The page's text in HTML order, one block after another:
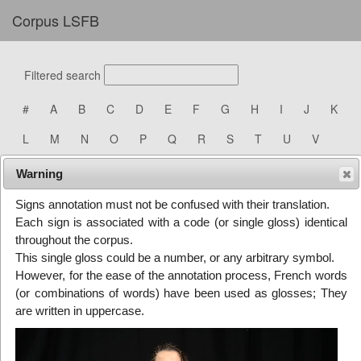
Corpus LSFB
Filtered search
# A B C D E F G H I J
K
L
M N O P Q R S T U
V
W
X
A-COTE
à côté, à côté de
A-FIN
A-GENOUX
à genoux
Warning
Signs annotation must not be confused with their translation.
Each sign is associated with a code (or single gloss) identical
throughout the corpus.
This single gloss could be a number, or any arbitrary symbol.
However, for the ease of the annotation process, French words
(or combinations of words) have been used as glosses; They
are written in uppercase.